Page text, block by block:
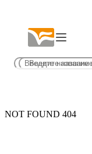
NOT FOUND 404